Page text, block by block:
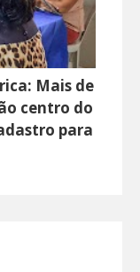
Mais de
centro do
para